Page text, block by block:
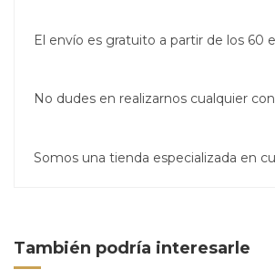
El envío es gratuito a partir de los 60
No dudes en realizarnos cualquier
Somos una tienda especializada en
También podría interesarle